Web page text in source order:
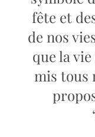
fête et
de nos
que la
mis tous